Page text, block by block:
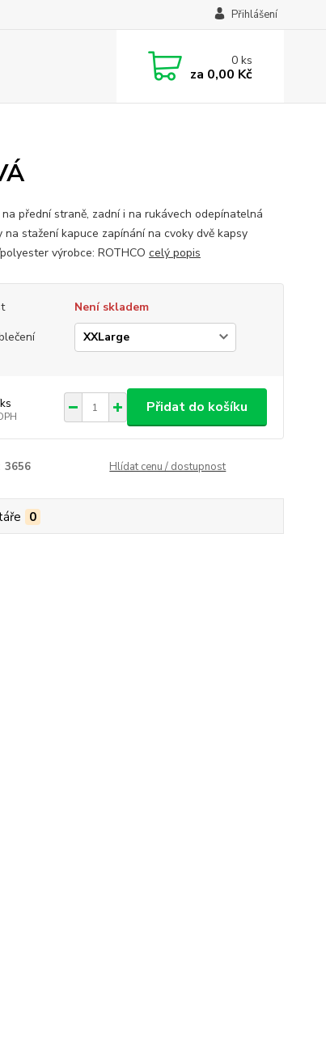
Přihlášení
0ks
za 0,00 Kč
přední straně, zadní i na rukávech odepínatelná
na stažení kapuce zapínání na cvoky dvě kapsy
výrobce: ROTHCO celý popis
Není skladem
ks Přidat do košíku
3656 Hlídat cenu / dostupnost
0